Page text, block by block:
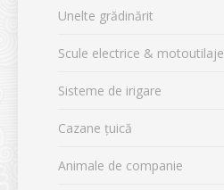
Unelte grădinărit
Scule electrice & motoutilaje
Sisteme de irigare
Cazane țuică
Animale de companie